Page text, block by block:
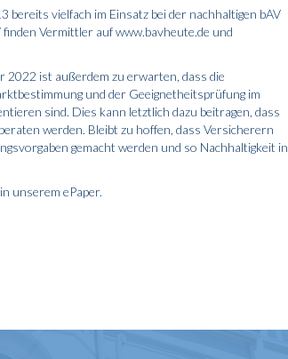
vielfach im Einsatz bei der nachhaltigen bAV
Vermittler auf www.bavheute.de und
ist außerdem zu erwarten, dass die
und der Geeignetheitsprüfung im
sind. Dies kann letztlich dazu beitragen, dass
werden. Bleibt zu hoffen, dass Versicherern
gemacht werden und so Nachhaltigkeit in
unserem ePaper.